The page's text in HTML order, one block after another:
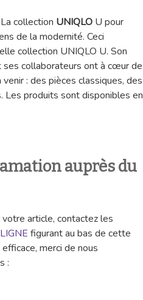
collection UNIQLO U pour
de la modernité. Ceci
collection UNIQLO U. Son
collaborateurs ont à cœur de
: des pièces classiques, des
Les produits sont disponibles en
auprès du
article, contactez les
figurant au bas de cette
merci de nous
: